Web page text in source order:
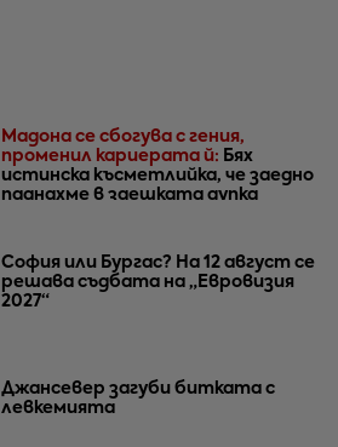
Мадона се сбогува с гения,
променил кариерата й: Бях
истинска късметлийка, че заедно
паднахме в заешката дупка
София или Бургас? На 12 август се
решава съдбата на „Евровизия
2027“
Джансевер загуби битката с
левкемията